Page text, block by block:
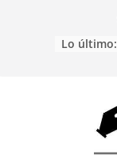
Lo último: